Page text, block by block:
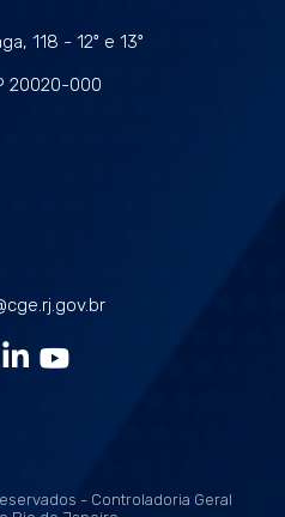
118 - 12º e 13º
20020-000
- Controladoria Geral